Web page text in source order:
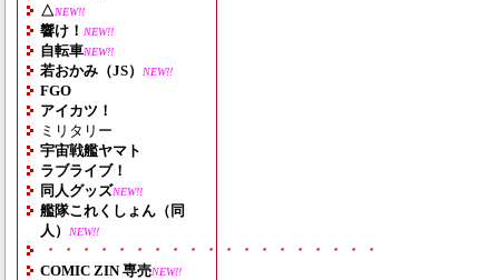
△NEW!!
響け！ NEW!!
自転車NEW!!
若おかみ（JS） NEW!!
FGO
アイカツ！
ミリタリー
宇宙戦艦ヤマト
ラブライブ！
同人グッズNEW!!
艦隊これくしょん（同
人）
NEW!!
・・・・・・・・・・・・・・・・・・・
COMIC ZIN 専売NEW!!